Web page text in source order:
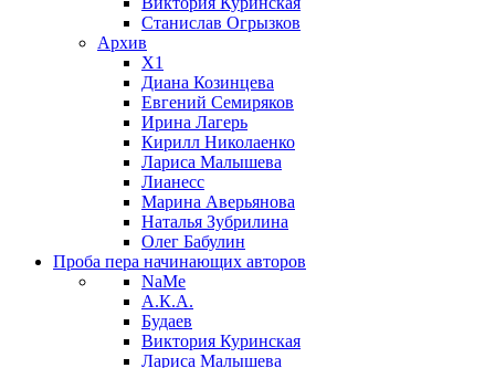
Станислав Огрызков
Архив
X1
Диана Козинцева
Евгений Семиряков
Ирина Лагерь
Кирилл Николаенко
Лариса Малышева
Лианесс
Марина Аверьянова
Наталья Зубрилина
Олег Бабулин
Проба пера начинающих авторов
NaMe
А.К.А.
Будаев
Виктория Куринская
Лариса Малышева